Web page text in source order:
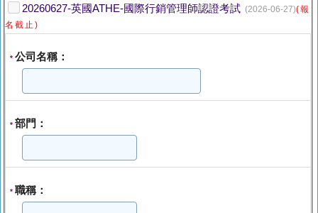
20260627-英國ATHE-國際行銷管理師認證考試 (2026-06-27)(報
名截止)
* 公司名稱：
* 部門：
* 職稱：